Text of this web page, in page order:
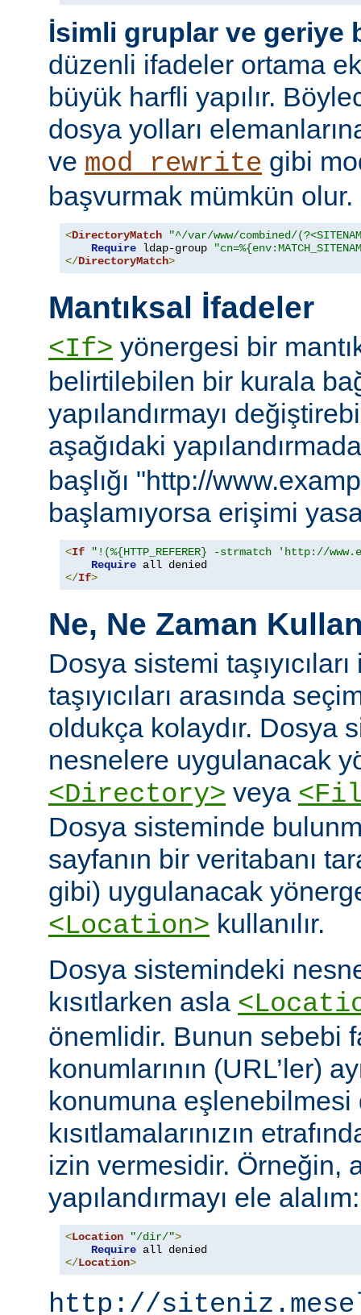
İsimli gruplar ve geriye
düzenli ifadeler ortama
büyük harfli yapılır.
dosya yolları
ve mod_rewrite gibi
başvurmak mümkün olur.
<DirectoryMatch
"^/var/www/combined/
Require ldap-group
</DirectoryMatch>
Mantıksal İfadeler
<If> yönergesi bir
belirtilebilen bir kurala
yapılandırmayı
aşağıdaki
başlığı "http://
başlamıyorsa erişimi
<If
"!(%{HTTP_REFERER} -strmatch 'http://
Require
</If>
Ne, Ne Zaman
Dosya sistemi
taşıyıcıları arasında
oldukça kolaydır. Dosya
nesnelere uygulanacak
<Directory> veya
Dosya sisteminde
sayfanın bir veritabanı
gibi) uygulanacak
<Location> kullanılır.
Dosya sistemindeki
kısıtlarken asla
önemlidir. Bunun sebebi
konumlarının (URL’ler)
konumuna eşlenebilmesi
kısıtlamalarınızın
izin vermesidir. Örneğin,
yapılandırmayı ele alalım:
<Location "/dir/">
Require
</Location>
http://